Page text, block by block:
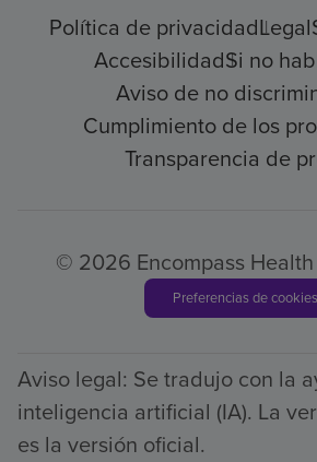
Política de privacidadLegal
AccesibilidadSi no
Aviso de no
Cumplimiento de los
Transparencia de
© 2026 Encompass
Preferencias de cookies
Aviso legal: Se tradujo con la
inteligencia artificial (IA). La
es la versión oficial.